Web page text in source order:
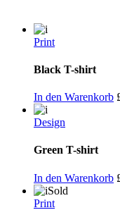
Print
Black T-shirt
In den Warenkorb
Design
Green T-shirt
In den Warenkorb
Sold
Print